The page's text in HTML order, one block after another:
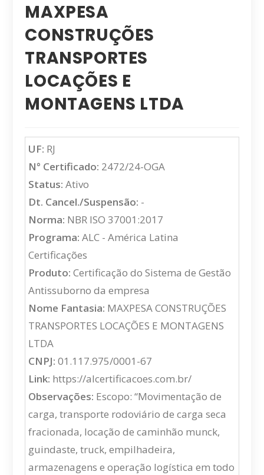
MAXPESA
CONSTRUÇÕES
TRANSPORTES
LOCAÇÕES E
MONTAGENS LTDA
UF: RJ
N° Certificado: 2472/24-OGA
Status: Ativo
Dt. Cancel./Suspensão: -
Norma: NBR ISO 37001:2017
Programa: ALC - América Latina
Certificações
Produto: Certificação do Sistema de Gestão
Antissuborno da empresa
Nome Fantasia: MAXPESA CONSTRUÇÕES
TRANSPORTES LOCAÇÕES E MONTAGENS
LTDA
CNPJ: 01.117.975/0001-67
Link: https://alcertificacoes.com.br/
Observações: Escopo: “Movimentação de
carga, transporte rodoviário de carga seca
fracionada, locação de caminhão munck,
guindaste, truck, empilhadeira,
armazenagens e operação logística em todo